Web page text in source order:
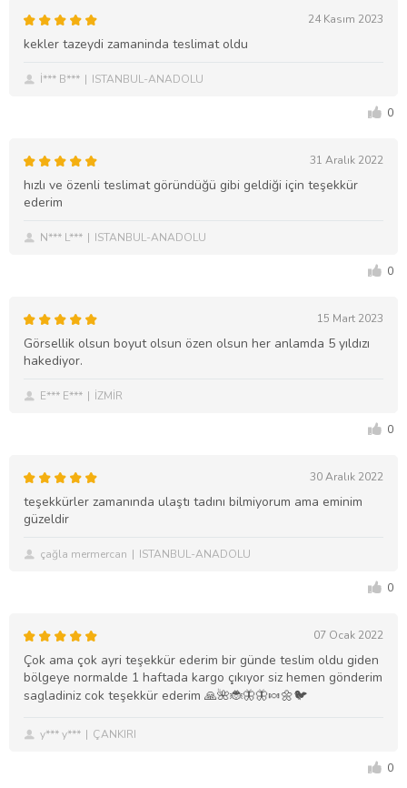
24 Kasım 2023
kekler tazeydi zamaninda teslimat oldu
İ*** B*** ISTANBUL-ANADOLU
0
31 Aralık 2022
hızlı ve özenli teslimat göründüğü gibi geldiği için teşekkür
ederim
N*** L*** ISTANBUL-ANADOLU
0
15 Mart 2023
Görsellik olsun boyut olsun özen olsun her anlamda 5 yıldızı
hakediyor.
E*** E*** İZMİR
0
30 Aralık 2022
teşekkürler zamanında ulaştı tadını bilmiyorum ama eminim
güzeldir
çağla mermercan ISTANBUL-ANADOLU
0
07 Ocak 2022
Çok ama çok ayri teşekkür ederim bir günde teslim oldu giden
bölgeye normalde 1 haftada kargo çıkıyor siz hemen gönderim
sagladiniz cok teşekkür ederim 🙏🌺🐞🦋🦋🍬🌼🐦
y*** y*** ÇANKIRI
0